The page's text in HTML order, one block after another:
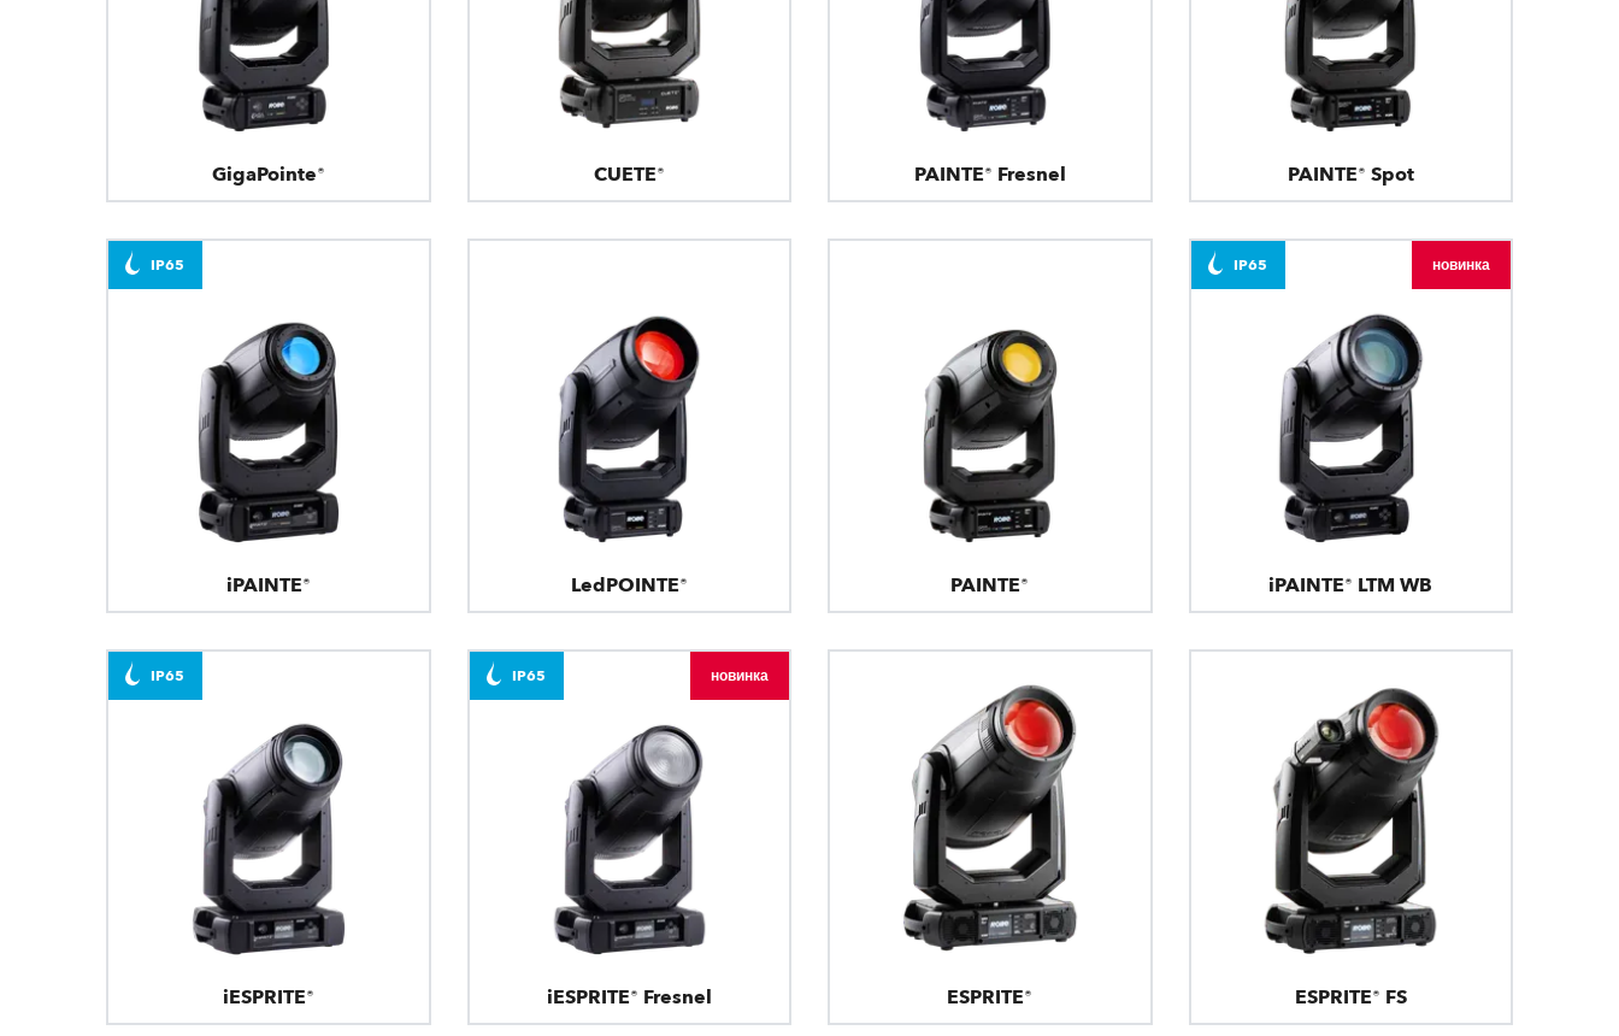
GigaPointe® CUETE® PAINTE® Fresnel PAINTE® Spot
iPAINTE®
IP65
LedPOINTE® PAINTE® iPAINTE® LTM WB
IP65 новинка
iESPRITE®
IP65
iESPRITE® Fresnel
IP65 новинка
ESPRITE® ESPRITE® FS